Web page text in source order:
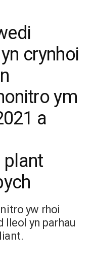
crynhoi
ym
a
plant
yw rhoi
lleol yn parhau